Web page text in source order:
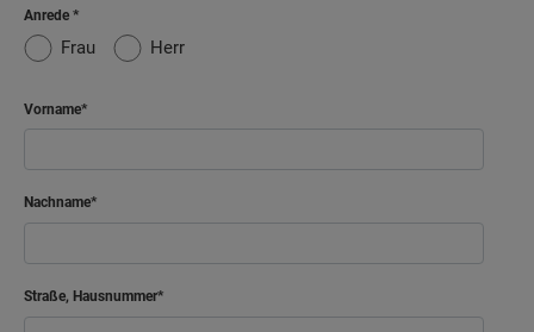
Anrede
Frau Herr
Vorname
Nachname
Straße, Hausnummer